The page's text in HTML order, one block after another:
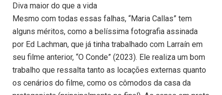
Diva maior do que a vida
Mesmo com todas essas falhas, “Maria Callas” tem
alguns méritos, como a belíssima fotografia assinada
por Ed Lachman, que já tinha trabalhado com Larraín em
seu filme anterior, “O Conde” (2023). Ele realiza um bom
trabalho que ressalta tanto as locações externas quanto
os cenários do filme, como os cômodos da casa da